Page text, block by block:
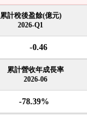
累計稅後盈餘(億元)
2026-Q1
-0.46
累計營收年成長率
2026-06
-78.39%